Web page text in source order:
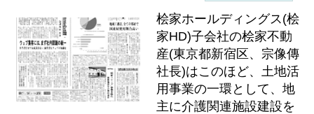
桧家ホールディングス(桧
家HD)子会社の桧家不動
産(東京都新宿区、宗像傳
社長)はこのほど、土地活
用事業の一環として、地
主に介護関連施設建設を